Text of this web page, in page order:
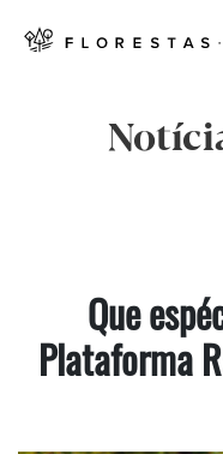
Que
Plataforma